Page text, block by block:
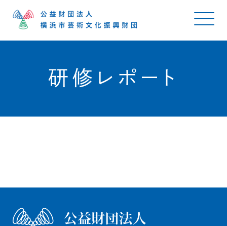
研修レポート